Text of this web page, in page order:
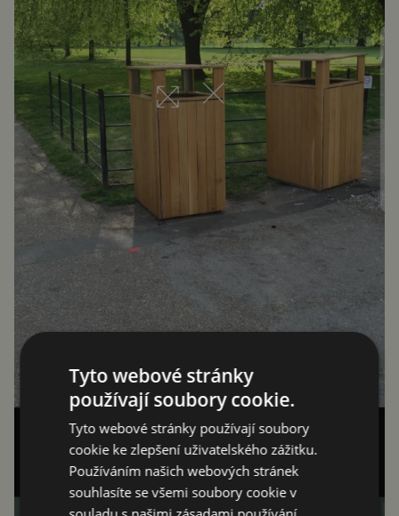
Tyto webové stránky
používají soubory cookie.
Tyto webové stránky používají soubory
cookie ke zlepšení uživatelského zážitku.
Používáním našich webových stránek
souhlasíte se všemi soubory cookie v